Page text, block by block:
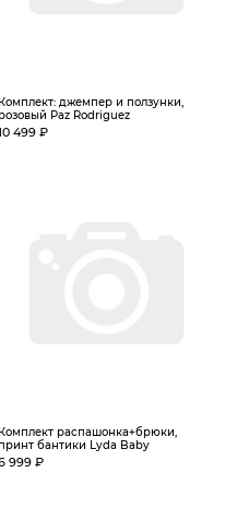
Комплект: джемпер и ползунки,
розовый Paz Rodriguez
499 ₽
Комплект распашонка+брюки,
принт бантики Lyda Baby
999 ₽